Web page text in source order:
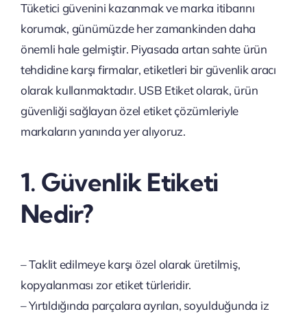
Tüketici güvenini kazanmak ve marka itibarını
korumak, günümüzde her zamankinden daha
önemli hale gelmiştir. Piyasada artan sahte ürün
tehdidine karşı firmalar, etiketleri bir güvenlik aracı
olarak kullanmaktadır. USB Etiket olarak, ürün
güvenliği sağlayan özel etiket çözümleriyle
markaların yanında yer alıyoruz.
1. Güvenlik Etiketi
Nedir?
– Taklit edilmeye karşı özel olarak üretilmiş,
kopyalanması zor etiket türleridir.
– Yırtıldığında parçalara ayrılan, soyulduğunda iz